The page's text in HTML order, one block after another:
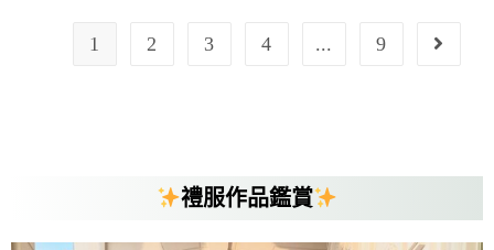
1 2 3 4 ... 9
禮服作品鑑賞